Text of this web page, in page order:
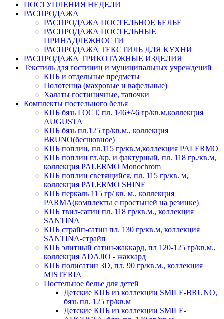
ПОСТУПЛЕНИЯ НЕДЕЛИ
РАСПРОДАЖА
РАСПРОДАЖА ПОСТЕЛЬНОЕ БЕЛЬЕ
РАСПРОДАЖА ПОСТЕЛЬНЫЕ
ПРИНАДЛЕЖНОСТИ
РАСПРОДАЖА ТЕКСТИЛЬ ДЛЯ КУХНИ
РАСПРОДАЖА ТРИКОТАЖНЫЕ ИЗДЕЛИЯ
Текстиль для гостиниц и муниципальных учреждений
КПБ и отдельные предметы
Полотенца (махровые и вафельные)
Халаты гостиничные, тапочки
Комплекты постельного белья
КПБ бязь ГОСТ, пл. 146+/-6 гр/кв.м,коллекция
AUGUSTA
КПБ бязь пл.125 гр/кв.м., коллекция
BRUNO(бесшовное)
КПБ поплин, пл.115 гр/кв.м,коллекция PALERMO
КПБ поплин гл./кр. и фактурный, пл. 118 гр./кв.м,
коллекция PALERMO Monochrom
КПБ поплин светящийся, пл. 115 гр/кв. м,
коллекция PALERMO SHINE
КПБ перкаль 115 гр/ кв. м., коллекция
PARMA(комплекты с простыней на резинке)
КПБ твил-сатин пл. 118 гр/кв.м., коллекция
SANTINA
КПБ страйп-сатин пл. 130 гр/кв.м, коллекция
SANTINA-страйп
КПБ элитный сатин-жаккард, пл 120-125 гр/кв.м.,
коллекция ADAJIO - жаккард
КПБ полисатин 3D, пл. 90 гр/кв.м., коллекция
MISTERIA
Постельное белье для детей
Детские КПБ из коллекции SMILE-BRUNO,
бязь пл. 125 гр/кв.м
Детские КПБ из коллекции SMILE-